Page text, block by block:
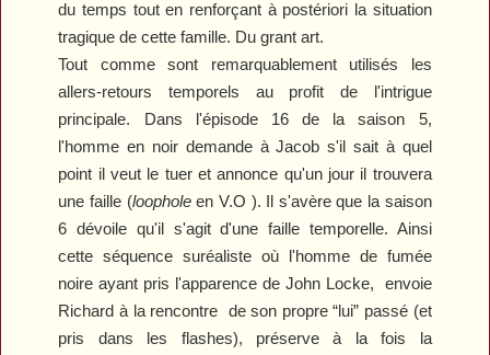
du temps tout en renforçant à postériori la situation
tragique de cette famille. Du grant art.
Tout comme sont remarquablement utilisés les
allers-retours temporels au profit de l'intrigue
principale. Dans l'épisode 16 de la saison 5,
l'homme en noir demande à Jacob s'il sait à quel
point il veut le tuer et annonce qu'un jour il trouvera
une faille (loopholeen V.O ). Il s'avère que la saison
6 dévoile qu'il s'agit d'une faille temporelle. Ainsi
cette séquence suréaliste où l'homme de fumée
noire ayant pris l'apparence de John Locke,
envoie
Richard à la rencontre de son propre “lui” passé (et
pris dans les flashes), préserve à la fois la